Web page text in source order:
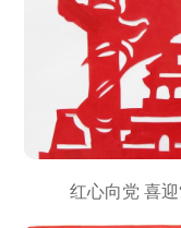
红心向党 喜